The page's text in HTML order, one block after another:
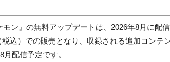
モン』の無料アップデートは、2026年8月に配
税込）での販売となり、収録される追加コンテ
月配信予定です。